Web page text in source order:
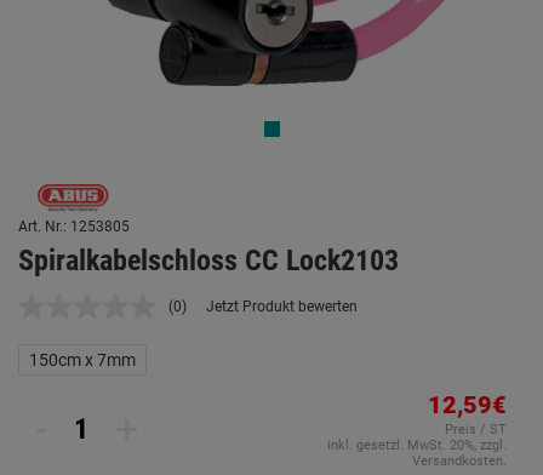
Art. Nr.: 1253805
Spiralkabelschloss CC Lock2103
Kein
(0) Jetzt Produkt bewerten
150cm x 7mm
12,59€
Preis / ST
inkl. gesetzl. MwSt. 20%, zzgl.
Versandkosten.